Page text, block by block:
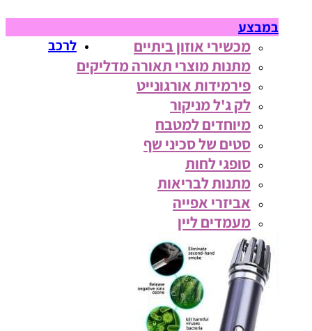
במבצע
מכשירי אוזון ביתיים
מתנות מוצרי תאורה מדליקים
פירמידות אורגונייט
לק ג'ל מניקור
מיוחדים למטבח
סטים של סכיני שף
סופגי לחות
מתנות לבריאות
אביזרי אפייה
מעמדים ליין
לרכב